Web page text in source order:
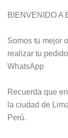
BIENVENIDO A
Somos tu mejor
realizar tu
WhatsApp
Recuerda que
la ciudad de
Perú.